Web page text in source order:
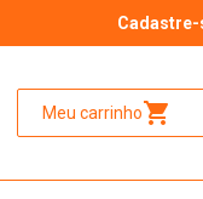
Cadastre-
Meu carrinhoshopping_cart